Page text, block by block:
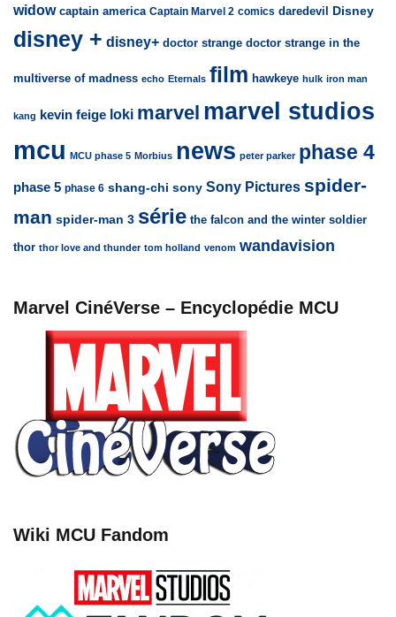
widow captain america Captain Marvel 2 comics daredevil Disney
disney + disney+ doctor strange doctor strange in the
multiverse of madness echo Eternals film hawkeye hulk iron man
kang kevin feige loki marvel marvel studios
mcu MCU phase 5 Morbius news peter parker phase 4
phase 5 phase 6 shang-chi sony Sony Pictures spider-
man spider-man 3 série the falcon and the winter soldier
thor thor love and thunder tom holland venom wandavision
Marvel CinéVerse – Encyclopédie MCU
Wiki MCU Fandom